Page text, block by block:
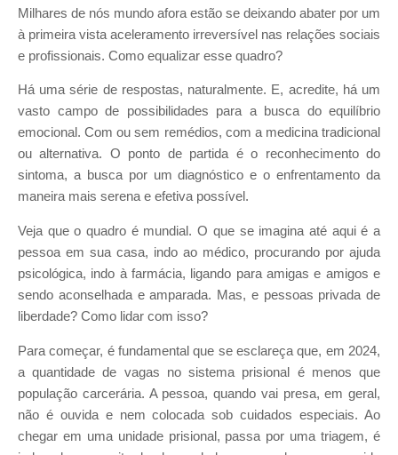
Milhares de nós mundo afora estão se deixando abater por um
à primeira vista aceleramento irreversível nas relações sociais
e profissionais. Como equalizar esse quadro?
Há uma série de respostas, naturalmente. E, acredite, há um
vasto campo de possibilidades para a busca do equilíbrio
emocional. Com ou sem remédios, com a medicina tradicional
ou alternativa. O ponto de partida é o reconhecimento do
sintoma, a busca por um diagnóstico e o enfrentamento da
maneira mais serena e efetiva possível.
Veja que o quadro é mundial. O que se imagina até aqui é a
pessoa em sua casa, indo ao médico, procurando por ajuda
psicológica, indo à farmácia, ligando para amigas e amigos e
sendo aconselhada e amparada. Mas, e pessoas privada de
liberdade? Como lidar com isso?
Para começar, é fundamental que se esclareça que, em 2024,
a quantidade de vagas no sistema prisional é menos que
população carcerária. A pessoa, quando vai presa, em geral,
não é ouvida e nem colocada sob cuidados especiais. Ao
chegar em uma unidade prisional, passa por uma triagem, é